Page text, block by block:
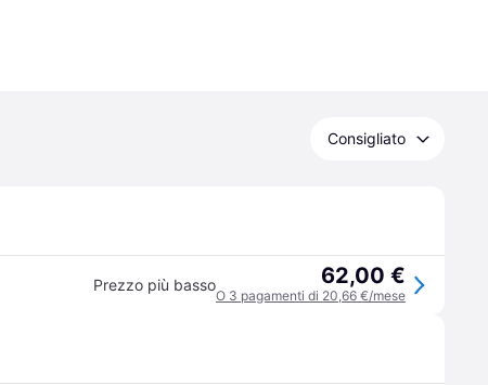
Consigliato
Prezzo più basso 62,00 €
O 3 pagamenti di 20,66 €/mese